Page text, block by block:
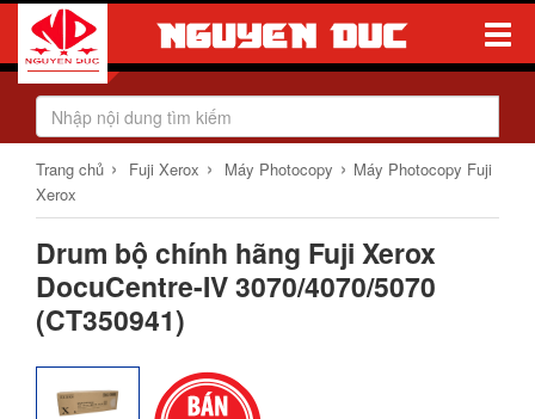
Toggle
Trang chủ › Fuji Xerox › Máy Photocopy › Máy Photocopy Fuji
Xerox
Drum bộ chính hãng Fuji Xerox
DocuCentre-IV 3070/4070/5070
(CT350941)